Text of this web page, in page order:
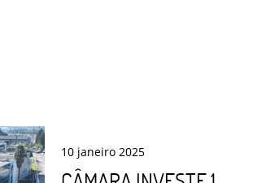
10 janeiro 2025